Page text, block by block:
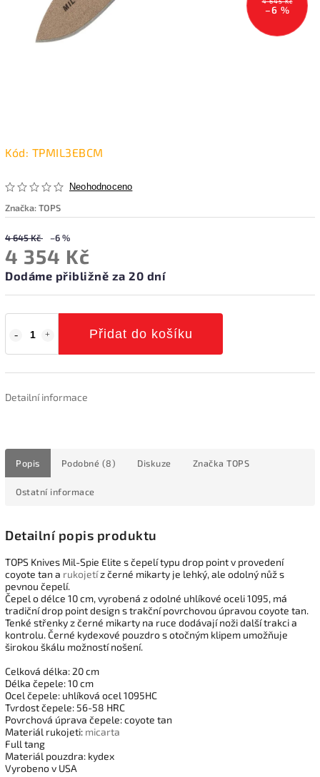
–6 %
Kód: TPMIL3EBCM
Neohodnoceno
Značka:TOPS
4 645 Kč –6 %
4 354 Kč
Dodáme přibližně za 20 dní
Přidat do košíku
Detailní informace
Popis Podobné (8) Diskuze Značka TOPS
Ostatní informace
Detailní popis produktu
TOPS Knives Mil-Spie Elite s čepelí typu drop point v provedení
coyote tan a rukojetíz černé mikarty je lehký, ale odolný nůž s
pevnou čepelí.
Čepel o délce 10 cm, vyrobená z odolné uhlíkové oceli 1095, má
tradiční drop point design s trakční povrchovou úpravou coyote tan.
Tenké střenky z černé mikarty na ruce dodávají noži další trakci a
kontrolu. Černé kydexové pouzdro s otočným klipem umožňuje
širokou škálu možností nošení.
Celková délka: 20 cm
Délka čepele: 10 cm
Ocel čepele: uhlíková ocel 1095HC
Tvrdost čepele: 56-58 HRC
Povrchová úprava čepele: coyote tan
Materiál rukojeti: micarta
Full tang
Materiál pouzdra: kydex
Vyrobeno v USA